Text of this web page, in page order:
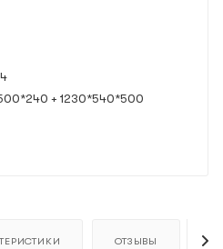
+ 1230*540*500
ОТЗЫВЫ